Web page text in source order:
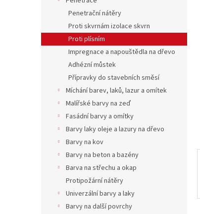
a
Penetrační nátěry
Proti skvrnám izolace skvrn
Proti plísním
Impregnace a napouštědla na dřevo
Adhézní můstek
Přípravky do stavebních směsí
Míchání barev, laků, lazur a omítek
Malířské barvy na zeď
Fasádní barvy a omítky
Barvy laky oleje a lazury na dřevo
Barvy na kov
Barvy na beton a bazény
Barva na střechu a okap
Protipožární nátěry
Univerzální barvy a laky
Barvy na další povrchy